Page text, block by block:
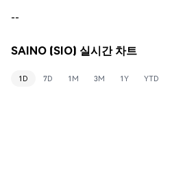
--
SAINO (SIO) 실시간 차트
1D 7D 1M 3M 1Y YTD